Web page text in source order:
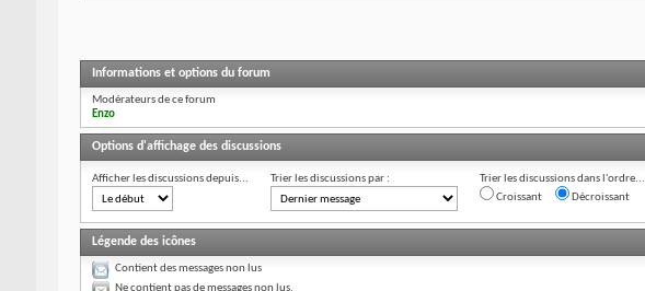
Informations et options du forum
Modérateurs de ce forum
Enzo
Options d'affichage des discussions
Afficher les discussions depuis... Trier les discussions par :
Trier les discussions dans l'ordre...
Croissant
Décroissant
Légende des icônes
Contient des messages non lus
Ne contient pas de messages non lus.